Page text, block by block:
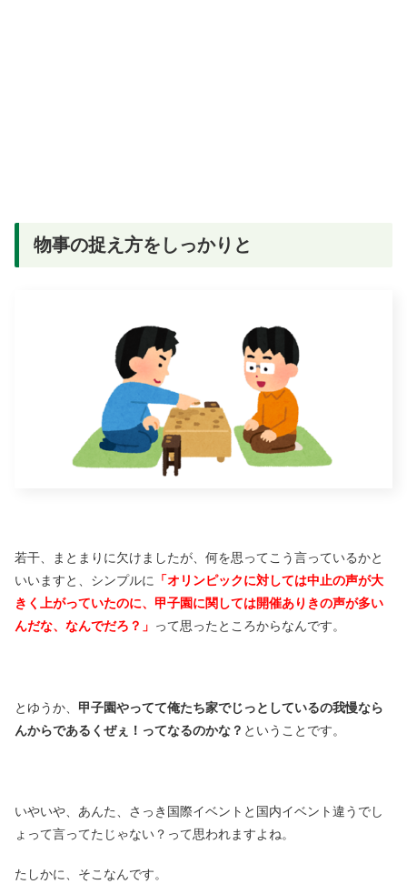
物事の捉え方をしっかりと
若干、まとまりに欠けましたが、何を思ってこう言っているかと
いいますと、シンプルに 「オリンピックに対しては中止の声が大
きく上がっていたのに、甲子園に関しては開催ありきの声が多い
んだな、なんでだろ？」 って思ったところからなんです。
とゆうか、 甲子園やってて俺たち家でじっとしているの我慢なら
んからであるくぜぇ！ってなるのかな？ ということです。
いやいや、あんた、さっき国際イベントと国内イベント違うでし
ょって言ってたじゃない？って思われますよね。
たしかに、そこなんです。